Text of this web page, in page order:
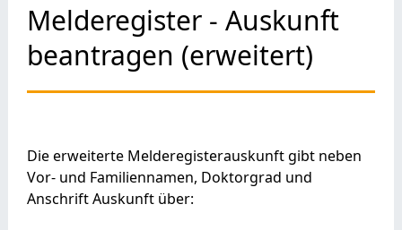
Melderegister - Auskunft
beantragen (erweitert)
Die erweiterte Melderegisterauskunft gibt neben
Vor- und Familiennamen, Doktorgrad und
Anschrift Auskunft über: